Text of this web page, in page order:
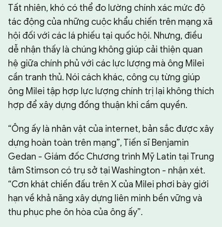
Tất nhiên, khó có thể đo lường chính xác mức độ
tác động của những cuộc khẩu chiến trên mạng xã
hội đối với các lá phiếu tại quốc hội. Nhưng, điều
dễ nhận thấy là chúng không giúp cải thiện quan
hệ giữa chính phủ với các lực lượng mà ông Milei
cần tranh thủ. Nói cách khác, công cụ từng giúp
ông Milei tập hợp lực lượng chính trị lại không thích
hợp để xây dựng đồng thuận khi cầm quyền.
“Ông ấy là nhân vật của internet, bản sắc được xây
dựng hoàn toàn trên mạng”, Tiến sĩ Benjamin
Gedan - Giám đốc Chương trình Mỹ Latin tại Trung
tâm Stimson có trụ sở tại Washington - nhận xét.
“Cơn khát chiến đấu trên X của Milei phơi bày giới
hạn về khả năng xây dựng liên minh bền vững và
thu phục phe ôn hòa của ông ấy”.